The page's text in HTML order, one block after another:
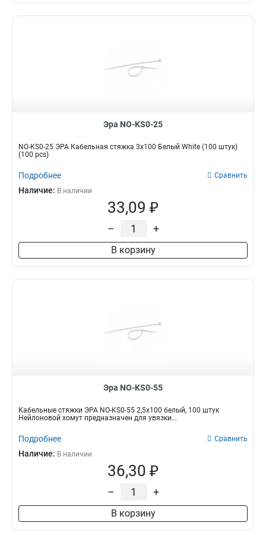
Эра NO-KS0-25
NO-KS0-25 ЭРА Кабельная стяжка 3х100 Белый White (100 штук)
(100 pcs)
Подробнее Сравнить
Наличие: В наличии
33,09 ₽
– +
В корзину
Эра NO-KS0-55
Кабельные стяжки ЭРА NO-KS0-55 2,5х100 белый, 100 штук
Нейлоновой хомут предназначен для увязки...
Подробнее Сравнить
Наличие: В наличии
36,30 ₽
– +
В корзину